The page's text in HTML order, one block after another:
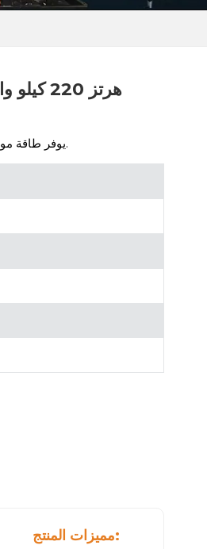
محرك TCD8.0، يوفر طاقة موثوقة تبلغ 50 هرتزًا للتطبيقات الصناعية والاحتياطية.
مميزات المنتج: